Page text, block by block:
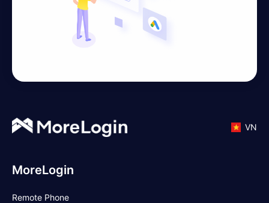
VN
MoreLogin
Remote Phone